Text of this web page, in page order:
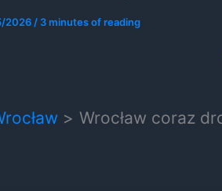
2026 / 3 minutes of reading
Wrocław coraz